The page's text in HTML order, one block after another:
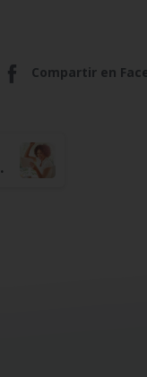
Compartir en
asociados